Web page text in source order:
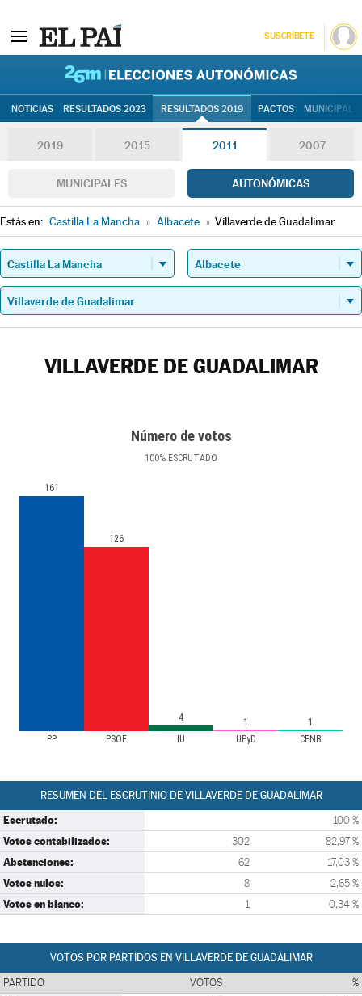
SUSCRÍBETE
NOTICIAS RESULTADOS 2023 RESULTADOS 2019 PACTOS
2019 2015 2011 2007
MUNICIPALES AUTONÓMICAS
Estás en: Castilla La Mancha » Albacete » Villaverde de Guadalimar
VILLAVERDE DE GUADALIMAR
Número de votos
100% ESCRUTADO
PP PSOE IU UPyD CENB
161
126
4 1 1
RESUMEN DEL ESCRUTINIO DE VILLAVERDE DE GUADALIMAR
Escrutado: 100 %
Votos contabilizados: 302 82,97 %
Abstenciones: 62 17,03 %
Votos nulos: 8 2,65 %
Votos en blanco: 1 0,34 %
VOTOS POR PARTIDOS EN VILLAVERDE DE GUADALIMAR
PARTIDO VOTOS %